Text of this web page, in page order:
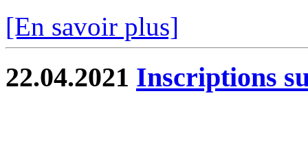
[En savoir plus]
22.04.2021 Inscriptions